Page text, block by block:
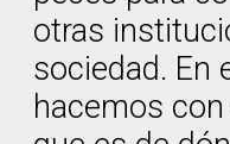
otras
sociedad. En
hacemos